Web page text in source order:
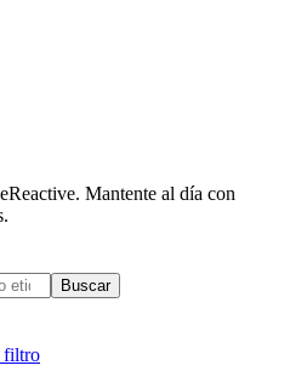
Mantente al día con
Buscar
filtro